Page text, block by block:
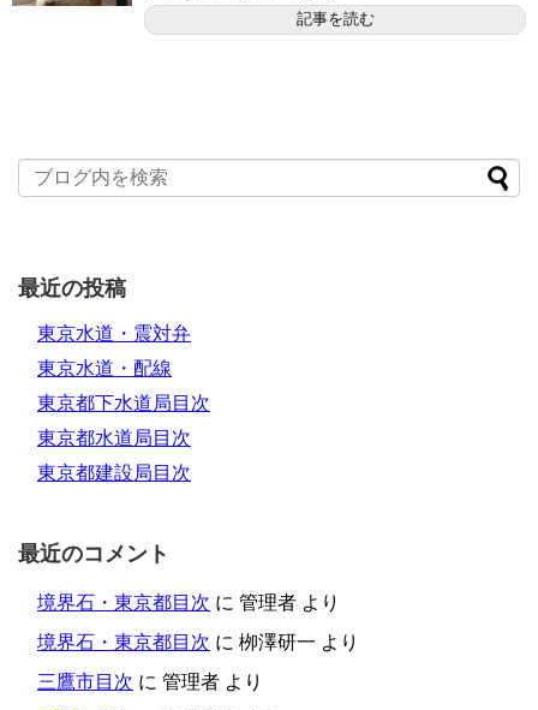
記事を読む
最近の投稿
東京水道・震対弁
東京水道・配線
東京都下水道局目次
東京都水道局目次
東京都建設局目次
最近のコメント
境界石・東京都目次 に 管理者 より
境界石・東京都目次 に 栁澤研一 より
三鷹市目次 に 管理者 より